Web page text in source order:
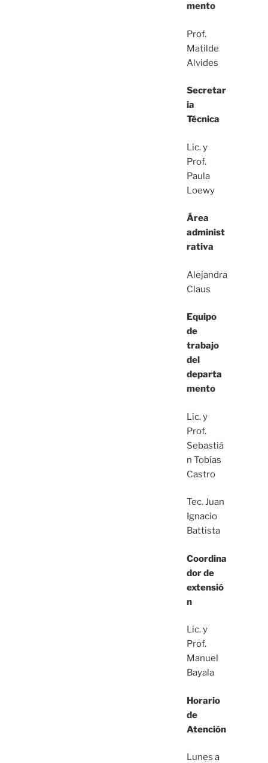
mento
Prof.
Matilde
Alvides
Secretar
ia
Técnica
Lic. y
Prof.
Paula
Loewy
Área
administ
rativa
Alejandra
Claus
Equipo
de
trabajo
del
departa
mento
Lic. y
Prof.
Sebastiá
n Tobías
Castro
Tec. Juan
Ignacio
Battista
Coordina
dor de
extensió
n
Lic. y
Prof.
Manuel
Bayala
Horario
de
Atención
Lunes a